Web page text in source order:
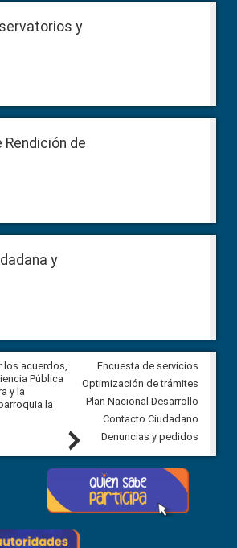
y
de
y
los acuerdos,
Pública
y la
la
CPCCS convoca a Veeduría
Ciudadana para vigilar el
5 agosto, 2026
Next
Encuesta de servicios
Optimización de trámites
Plan Nacional Desarrollo
Contacto Ciudadano
Denuncias y pedidos